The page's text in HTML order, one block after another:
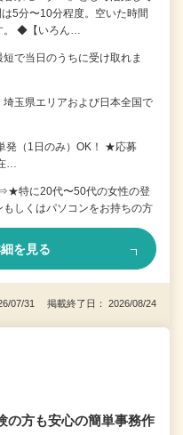
5分〜10分程度。空いた時間
。 ◆【いろん…
で当日のうちに受け取れま
玉県エリアおよび日本全国で
発（1日のみ）OK！ ★応募
…
特に20代〜50代の女性の登
しくはパソコンをお持ちの方
を見る
07/31 掲載終了日： 2026/08/24
の方も安心の簡単事務作